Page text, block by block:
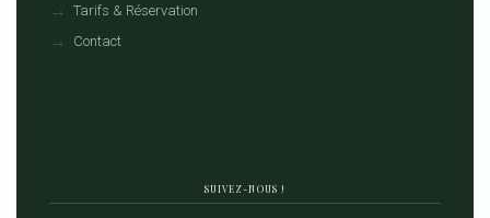
Tarifs & Réservation
Contact
SUIVEZ-NOUS !